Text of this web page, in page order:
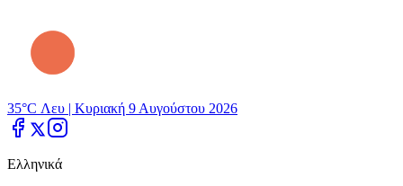
35°C Λευ | Κυριακή 9 Αυγούστου 2026
Ελληνικά